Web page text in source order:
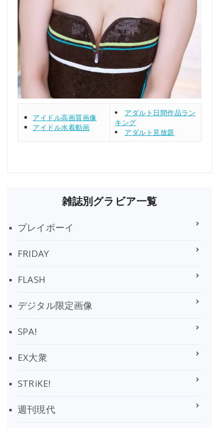
アイドル高画質画像
アイドル水着動画
アダルト日間作品ラン
キング
アダルト見放題
雑誌別グラビア一覧
プレイボーイ
FRIDAY
FLASH
デジタル限定画像
SPA!
EX大衆
STRiKE!
週刊現代